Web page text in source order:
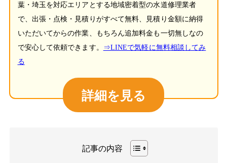
葉・埼玉を対応エリアとする地域密着型の水道修理業者
で、出張・点検・見積りがすべて無料、見積り金額に納得
いただいてからの作業、もちろん追加料金も一切無しなの
で安心して依頼できます。
⇒LINEで気軽に無料相談してみ
る
詳細を見る
記事の内容